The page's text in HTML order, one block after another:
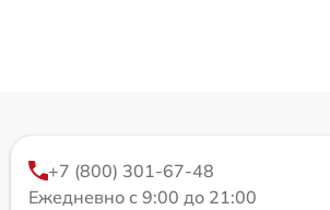
+7 (800) 301-67-48
Ежедневно с 9:00 до 21:00